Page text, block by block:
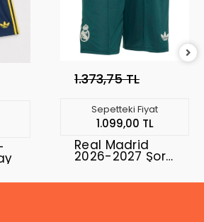
1.373,75 TL
Sepetteki Fiyat
1.099,00 TL
Real Madrid
2026-2027 Şort